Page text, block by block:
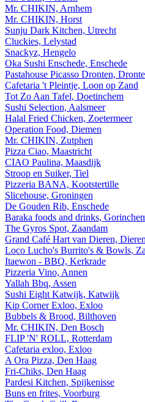
Mr. CHIKIN, Arnhem
Mr. CHIKIN, Horst
Sunju Dark Kitchen, Utrecht
Cluckies, Lelystad
Snackyz, Hengelo
Oka Sushi Enschede, Enschede
Pastahouse Picasso Dronten,
Cafetaria 't Pleintje, Loon op Zand
Tot Zo Aan Tafel, Doetinchem
Sushi Selection, Aalsmeer
Halal Fried Chicken, Zoetermeer
Operation Food, Diemen
Mr. CHIKIN, Zutphen
Pizza Ciao, Maastricht
CIAO Paulina, Maasdijk
Stroop en Suiker, Tiel
Pizzeria BANA, Kootstertille
Slicehouse, Groningen
De Gouden Rib, Enschede
Baraka foods and drinks,
The Gyros Spot, Zaandam
Grand Café Hart van Dieren, Dieren
Loco Lucho's Burrito's & Bowls,
Itaewon - BBQ, Kerkrade
Pizzeria Vino, Annen
Yallah Bbq, Assen
Sushi Eight Katwijk, Katwijk
Kip Corner Exloo, Exloo
Bubbels & Brood, Bilthoven
Mr. CHIKIN, Den Bosch
FLIP 'N' ROLL, Rotterdam
Cafetaria exloo, Exloo
A Ora Pizza, Den Haag
Fri-Chiks, Den Haag
Pardesi Kitchen, Spijkenisse
Buns en frites, Voorburg